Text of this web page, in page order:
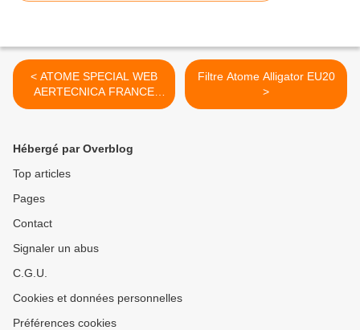
< ATOME SPECIAL WEB
AERTECNICA FRANCE
CATALOGUE - Aspirateur
Filtre Atome Alligator EU20
>
Hébergé par Overblog
Top articles
Pages
Contact
Signaler un abus
C.G.U.
Cookies et données personnelles
Préférences cookies